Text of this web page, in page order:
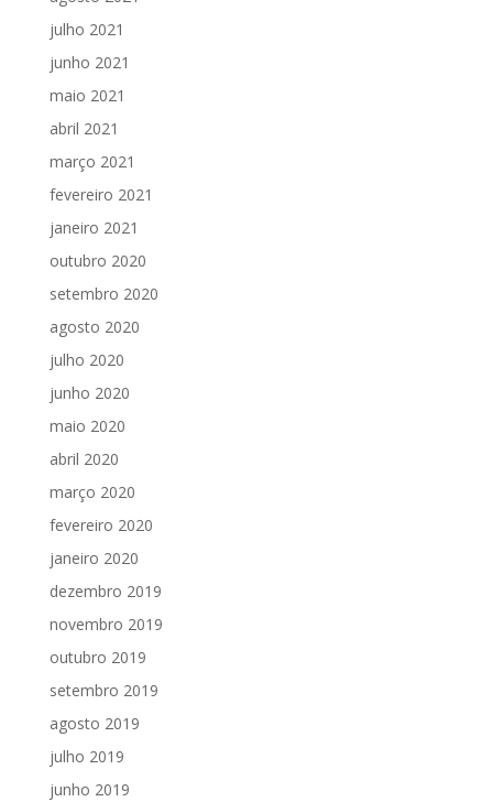
julho 2021
junho 2021
maio 2021
abril 2021
março 2021
fevereiro 2021
janeiro 2021
outubro 2020
setembro 2020
agosto 2020
julho 2020
junho 2020
maio 2020
abril 2020
março 2020
fevereiro 2020
janeiro 2020
dezembro 2019
novembro 2019
outubro 2019
setembro 2019
agosto 2019
julho 2019
junho 2019